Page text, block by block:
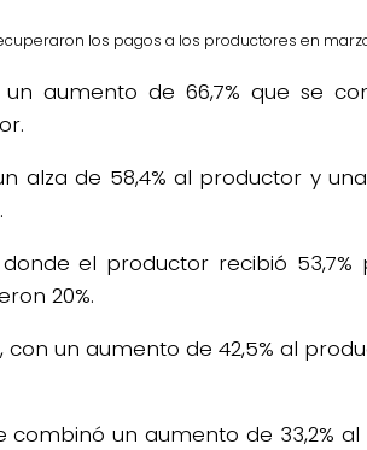
los pagos a los productores en
aumento de 66,7% que se
alza de 58,4% al productor y
el productor recibió 53,7%
20%.
un aumento de 42,5% al
un aumento de 33,2%